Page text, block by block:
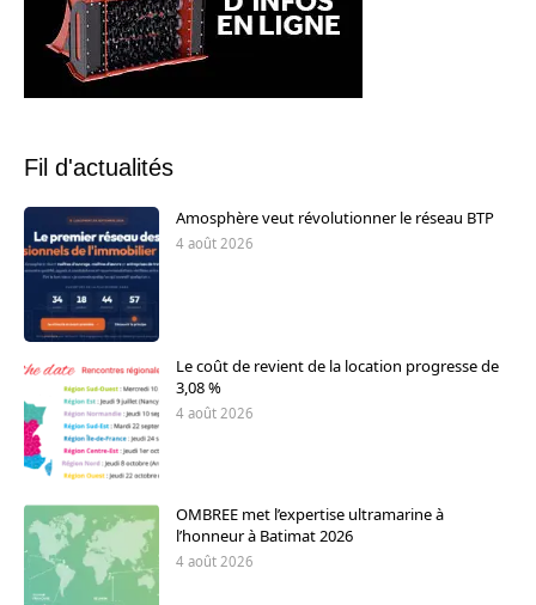
Fil d'actualités
Amosphère veut révolutionner le réseau BTP
4 août 2026
Le coût de revient de la location progresse de
3,08 %
4 août 2026
OMBREE met l’expertise ultramarine à
l’honneur à Batimat 2026
4 août 2026